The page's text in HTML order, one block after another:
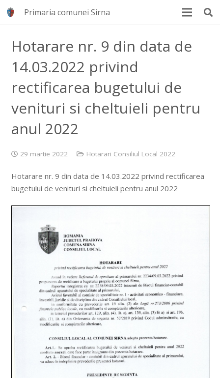
Primaria comunei Sirna
Hotarare nr. 9 din data de
14.03.2022 privind
rectificarea bugetului de
venituri si cheltuieli pentru
anul 2022
29 martie 2022 Hotarari Consiliul Local 2022
Hotarare nr. 9 din data de 14.03.2022 privind rectificarea
bugetului de venituri si cheltuieli pentru anul 2022